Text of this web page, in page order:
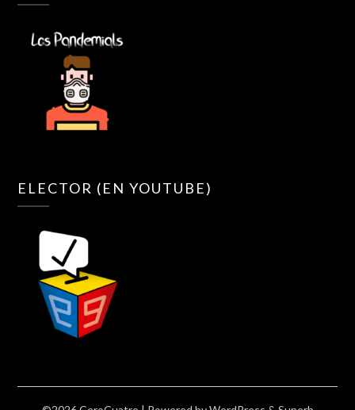
ELECTOR (EN YOUTUBE)